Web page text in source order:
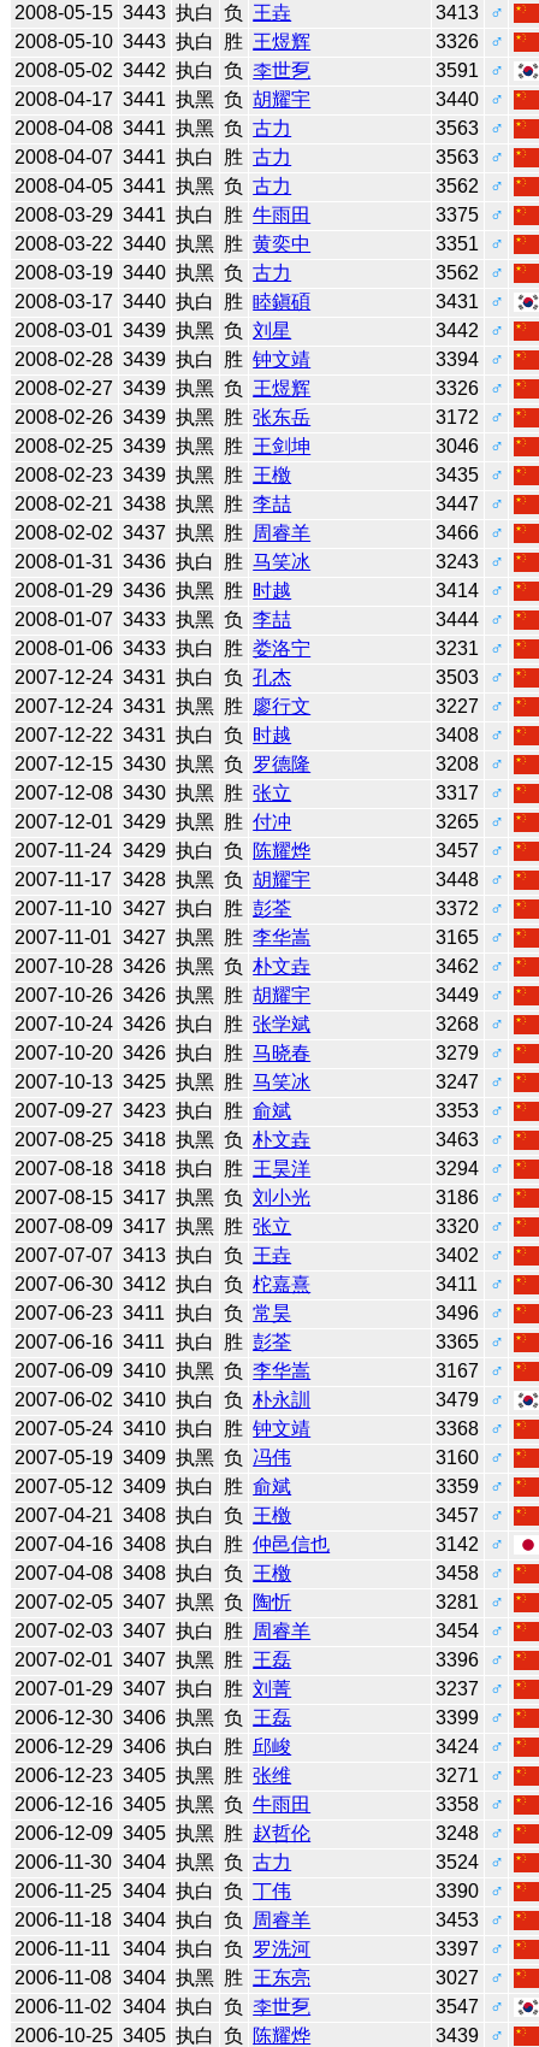
2008-05-15 3443 执白 负 王垚 3413
♂
2008-05-10 3443 执白 胜 王煜辉 3326
♂
2008-05-02 3442 执白 负 李世乭 3591
♂
2008-04-17 3441 执黑 负 胡耀宇 3440
♂
2008-04-08 3441 执黑 负 古力 3563
♂
2008-04-07 3441 执白 胜 古力 3563
♂
2008-04-05 3441 执黑 负 古力 3562
♂
2008-03-29 3441 执白 胜 牛雨田 3375
♂
2008-03-22 3440 执黑 胜 黄奕中 3351
♂
2008-03-19 3440 执黑 负 古力 3562
♂
2008-03-17 3440 执白 胜 睦鎭碩 3431
♂
2008-03-01 3439 执黑 负 刘星 3442
♂
2008-02-28 3439 执白 胜 钟文靖 3394
♂
2008-02-27 3439 执黑 负 王煜辉 3326
♂
2008-02-26 3439 执黑 胜 张东岳 3172
♂
2008-02-25 3439 执黑 胜 王剑坤 3046
♂
2008-02-23 3439 执黑 胜 王檄 3435
♂
2008-02-21 3438 执黑 胜 李喆 3447
♂
2008-02-02 3437 执黑 胜 周睿羊 3466
♂
2008-01-31 3436 执白 胜 马笑冰 3243
♂
2008-01-29 3436 执黑 胜 时越 3414
♂
2008-01-07 3433 执黑 负 李喆 3444
♂
2008-01-06 3433 执白 胜 娄洛宁 3231
♂
2007-12-24 3431 执白 负 孔杰 3503
♂
2007-12-24 3431 执黑 胜 廖行文 3227
♂
2007-12-22 3431 执白 负 时越 3408
♂
2007-12-15 3430 执黑 负 罗德隆 3208
♂
2007-12-08 3430 执黑 胜 张立 3317
♂
2007-12-01 3429 执黑 胜 付冲 3265
♂
2007-11-24 3429 执白 负 陈耀烨 3457
♂
2007-11-17 3428 执黑 负 胡耀宇 3448
♂
2007-11-10 3427 执白 胜 彭荃 3372
♂
2007-11-01 3427 执黑 胜 李华嵩 3165
♂
2007-10-28 3426 执黑 负 朴文垚 3462
♂
2007-10-26 3426 执黑 胜 胡耀宇 3449
♂
2007-10-24 3426 执白 胜 张学斌 3268
♂
2007-10-20 3426 执白 胜 马晓春 3279
♂
2007-10-13 3425 执黑 胜 马笑冰 3247
♂
2007-09-27 3423 执白 胜 俞斌 3353
♂
2007-08-25 3418 执黑 负 朴文垚 3463
♂
2007-08-18 3418 执白 胜 王昊洋 3294
♂
2007-08-15 3417 执黑 负 刘小光 3186
♂
2007-08-09 3417 执黑 胜 张立 3320
♂
2007-07-07 3413 执白 负 王垚 3402
♂
2007-06-30 3412 执白 负 柁嘉熹 3411
♂
2007-06-23 3411 执白 负 常昊 3496
♂
2007-06-16 3411 执白 胜 彭荃 3365
♂
2007-06-09 3410 执黑 负 李华嵩 3167
♂
2007-06-02 3410 执白 负 朴永訓 3479
♂
2007-05-24 3410 执白 胜 钟文靖 3368
♂
2007-05-19 3409 执黑 负 冯伟 3160
♂
2007-05-12 3409 执白 胜 俞斌 3359
♂
2007-04-21 3408 执白 负 王檄 3457
♂
2007-04-16 3408 执白 胜 仲邑信也 3142
♂
2007-04-08 3408 执白 负 王檄 3458
♂
2007-02-05 3407 执黑 负 陶忻 3281
♂
2007-02-03 3407 执白 胜 周睿羊 3454
♂
2007-02-01 3407 执黑 胜 王磊 3396
♂
2007-01-29 3407 执白 胜 刘菁 3237
♂
2006-12-30 3406 执黑 负 王磊 3399
♂
2006-12-29 3406 执白 胜 邱峻 3424
♂
2006-12-23 3405 执黑 胜 张维 3271
♂
2006-12-16 3405 执黑 负 牛雨田 3358
♂
2006-12-09 3405 执黑 胜 赵哲伦 3248
♂
2006-11-30 3404 执黑 负 古力 3524
♂
2006-11-25 3404 执白 负 丁伟 3390
♂
2006-11-18 3404 执白 负 周睿羊 3453
♂
2006-11-11
3404 执白 负 罗洗河 3397
♂
2006-11-08 3404 执黑 胜 王东亮 3027
♂
2006-11-02 3404 执白 负 李世乭 3547
♂
2006-10-25 3405 执白 负 陈耀烨 3439
♂